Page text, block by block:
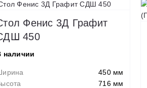
Фенис 3Д Графит
450
наличии
450 мм
716 мм